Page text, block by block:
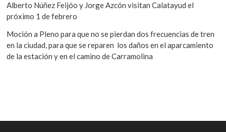
Alberto Núñez Feijóo y Jorge Azcón visitan Calatayud el
próximo 1 de febrero
Moción a Pleno para que no se pierdan dos frecuencias de tren
en la ciudad, para que se reparen los daños en el aparcamiento
de la estación y en el camino de Carramolina